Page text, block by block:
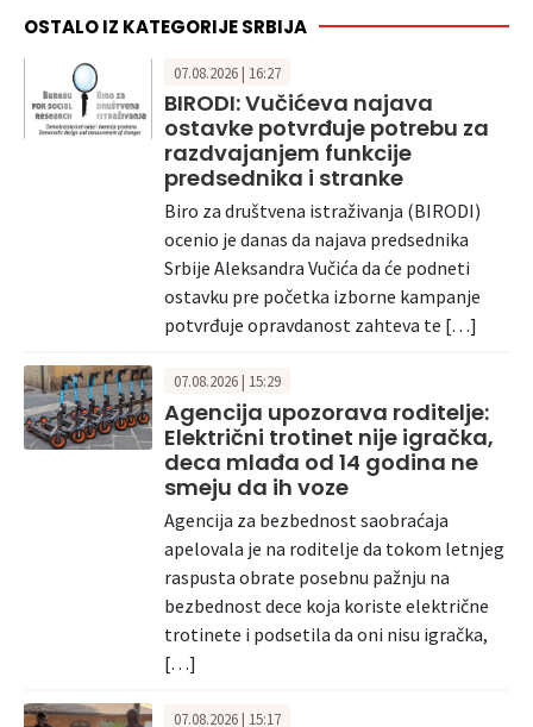
OSTALO IZ KATEGORIJE SRBIJA
07.08.2026 | 16:27
BIRODI: Vučićeva najava
ostavke potvrđuje potrebu za
razdvajanjem funkcije
predsednika i stranke
Biro za društvena istraživanja (BIRODI)
ocenio je danas da najava predsednika
Srbije Aleksandra Vučića da će podneti
ostavku pre početka izborne kampanje
potvrđuje opravdanost zahteva te […]
07.08.2026 | 15:29
Agencija upozorava roditelje:
Električni trotinet nije igračka,
deca mlađa od 14 godina ne
smeju da ih voze
Agencija za bezbednost saobraćaja
apelovala je na roditelje da tokom letnjeg
raspusta obrate posebnu pažnju na
bezbednost dece koja koriste električne
trotinete i podsetila da oni nisu igračka,
[…]
07.08.2026 | 15:17